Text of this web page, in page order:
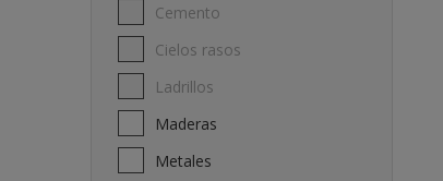
Cemento
Cielos rasos
Ladrillos
Maderas
Metales